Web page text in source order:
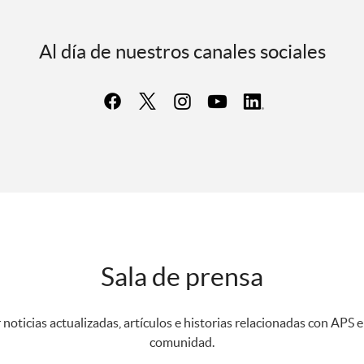
Al día de nuestros canales sociales
Sala de prensa
noticias actualizadas, artículos e historias relacionadas con APS
comunidad.